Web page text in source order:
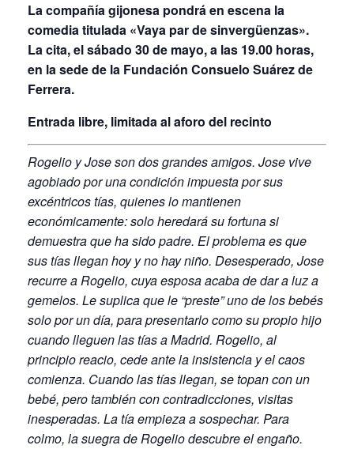
La compañía gijonesa pondrá en escena la
comedia titulada «Vaya par de sinvergüenzas».
La cita, el sábado 30 de mayo, a las 19.00 horas,
en la sede de la Fundación Consuelo Suárez de
Ferrera.
Entrada libre, limitada al aforo del recinto
Rogelio y Jose son dos grandes amigos. Jose vive
agobiado por una condición impuesta por sus
excéntricos tías, quienes lo mantienen
económicamente: solo heredará su fortuna si
demuestra que ha sido padre. El problema es que
sus tías llegan hoy y no hay niño. Desesperado, Jose
recurre a Rogelio, cuya esposa acaba de dar a luz a
gemelos. Le suplica que le “preste” uno de los bebés
solo por un día, para presentarlo como su propio hijo
cuando lleguen las tías a Madrid. Rogelio, al
principio reacio, cede ante la insistencia y el caos
comienza. Cuando las tías llegan, se topan con un
bebé, pero también con contradicciones, visitas
inesperadas. La tía empieza a sospechar. Para
colmo, la suegra de Rogelio descubre el engaño.